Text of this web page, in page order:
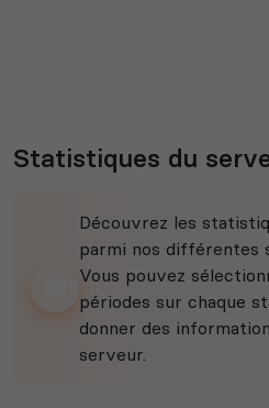
Statistiques du
Découvrez les
parmi nos différentes
Vous pouvez
périodes sur chaque
donner des
serveur.